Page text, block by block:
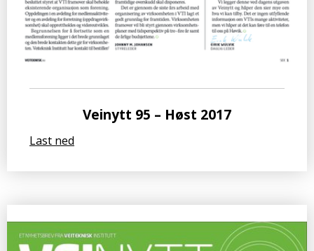
Veinytt 95 – Høst 2017
Last ned